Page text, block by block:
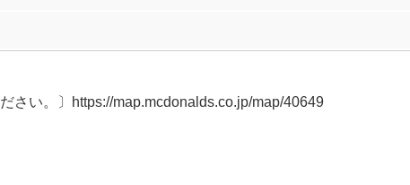
ださい。〕https://map.mcdonalds.co.jp/map/40649